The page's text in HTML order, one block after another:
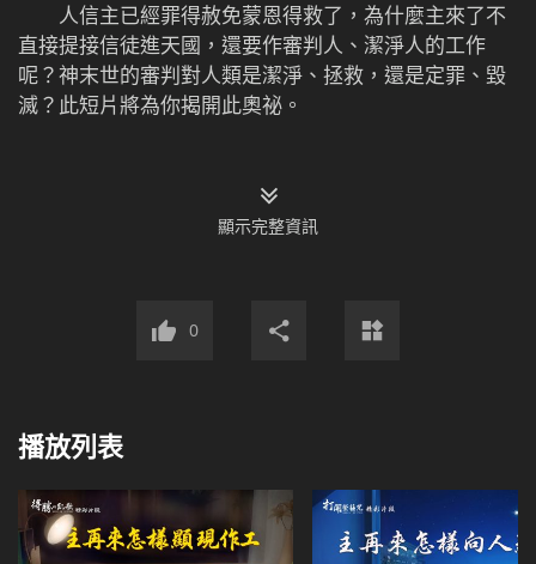
人信主已經罪得赦免蒙恩得救了，為什麼主來了不
直接提接信徒進天國，還要作審判人、潔淨人的工作
呢？神末世的審判對人類是潔淨、拯救，還是定罪、毀
滅？此短片將為你揭開此奧祕。
顯示完整資訊
0
播放列表